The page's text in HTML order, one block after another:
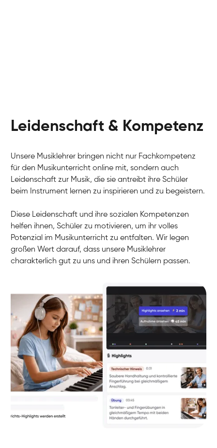
Leidenschaft & Kompetenz
Unsere Musiklehrer bringen nicht nur Fachkompetenz
für den Musikunterricht online mit, sondern auch
Leidenschaft zur Musik, die sie antreibt ihre Schüler
beim Instrument lernen zu inspirieren und zu begeistern.
Diese Leidenschaft und ihre sozialen Kompetenzen
helfen ihnen, Schüler zu motivieren, um ihr volles
Potenzial im Musikunterricht zu entfalten. Wir legen
großen Wert darauf, dass unsere Musiklehrer
charakterlich gut zu uns und ihren Schülern passen.